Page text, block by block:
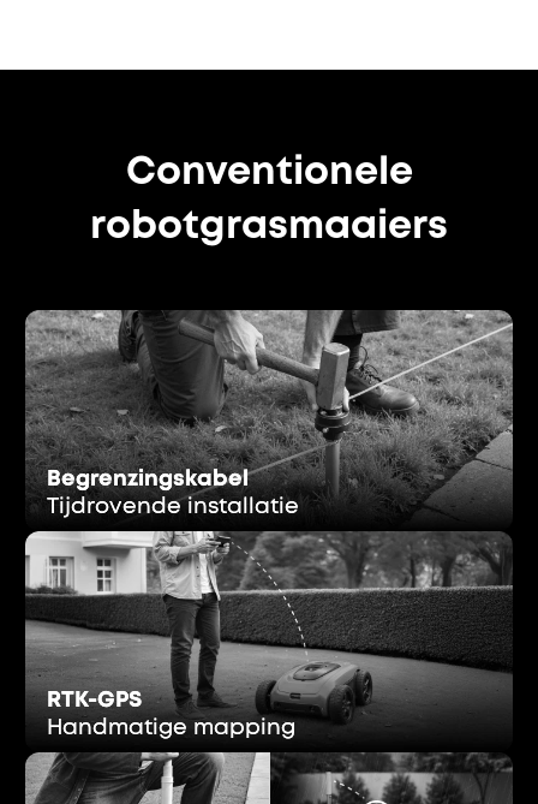
Conventionele
robotgrasmaaiers
Begrenzingskabel
Tijdrovende installatie
Begrenzingskabel
Tijdrovende installatie
RTK-GPS
Handmatige mapping
RTK-GPS
Handmatige mapping